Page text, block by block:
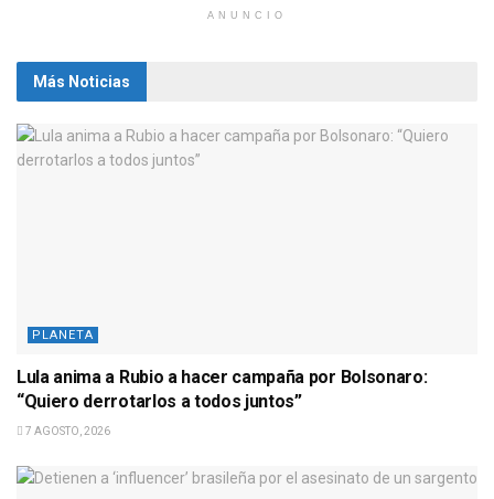
ANUNCIO
Más Noticias
PLANETA
Lula anima a Rubio a hacer campaña por Bolsonaro:
“Quiero derrotarlos a todos juntos”
7 AGOSTO, 2026